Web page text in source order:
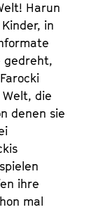
Harun
in
gedreht,
die
denen sie
ihre
mal